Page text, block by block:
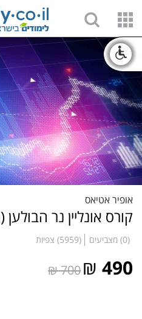
אופיר אטיאס
קורס אונליין נר
(0) מצביעים (5959) צפיות
490
₪
700 ₪